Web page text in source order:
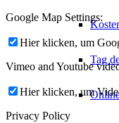
Tag
Google Map Settings:
Hier klicken, um
Vimeo and Youtube
Hier klicken, um
Privacy Policy